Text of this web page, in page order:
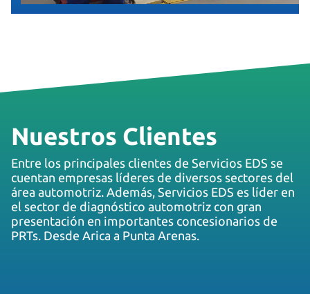
Nuestros Clientes
Entre los principales clientes de Servicios EDS se
cuentan empresas líderes de diversos sectores del
área automotriz. Además, Servicios EDS es líder en
el sector de diagnóstico automotriz con gran
presentación en importantes concesionarios de
PRTs. Desde Arica a Punta Arenas.